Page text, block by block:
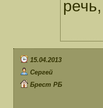
15.04.2013
Сергей
Брест РБ